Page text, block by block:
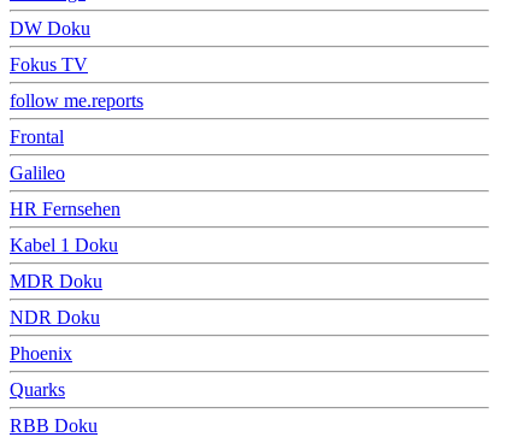
DW Doku
Fokus TV
follow me.reports
Frontal
Galileo
HR Fernsehen
Kabel 1 Doku
MDR Doku
NDR Doku
Phoenix
Quarks
RBB Doku